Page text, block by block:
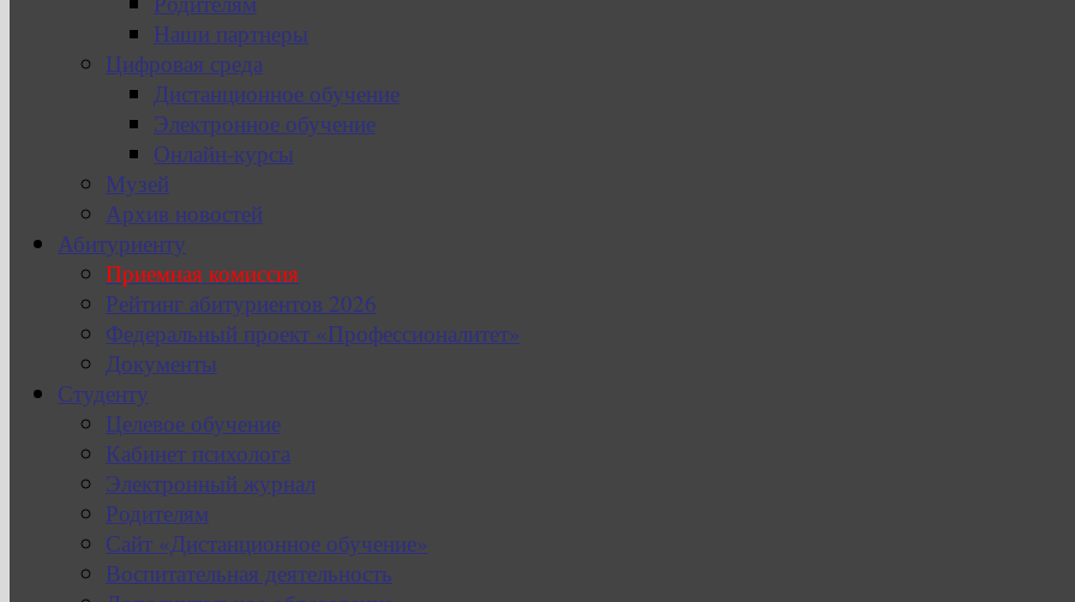
Наши партнеры
Цифровая среда
Дистанционное обучение
Электронное обучение
Онлайн-курсы
Музей
Архив новостей
Абитуриенту
Приемная комиссия
Рейтинг абитуриентов 2026
Федеральный проект «Профессионалитет»
Документы
Студенту
Целевое обучение
Кабинет психолога
Электронный журнал
Родителям
Сайт «Дистанционное обучение»
Воспитательная деятельность